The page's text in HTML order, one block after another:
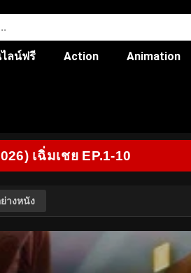
ลน์ฟรี Action Animation
เฉิ่มเชย EP.1-10
างหนัง